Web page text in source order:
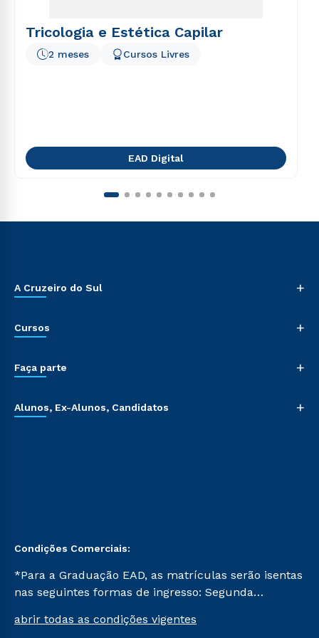
Tricologia e Estética Capilar
2 meses Cursos Livres
EAD Digital
A Cruzeiro do Sul +
Cursos +
Faça parte +
Alunos, Ex-Alunos, Candidatos +
Condições Comerciais:
*Para a Graduação EAD, as matrículas serão isentas
nas seguintes formas de ingresso: Segunda
Já para as demais, a taxa de matrícula será de R$
abrir todas as condições vigentes